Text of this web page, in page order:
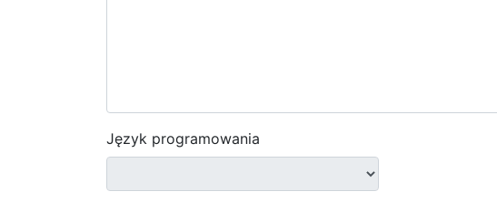
Język programowania